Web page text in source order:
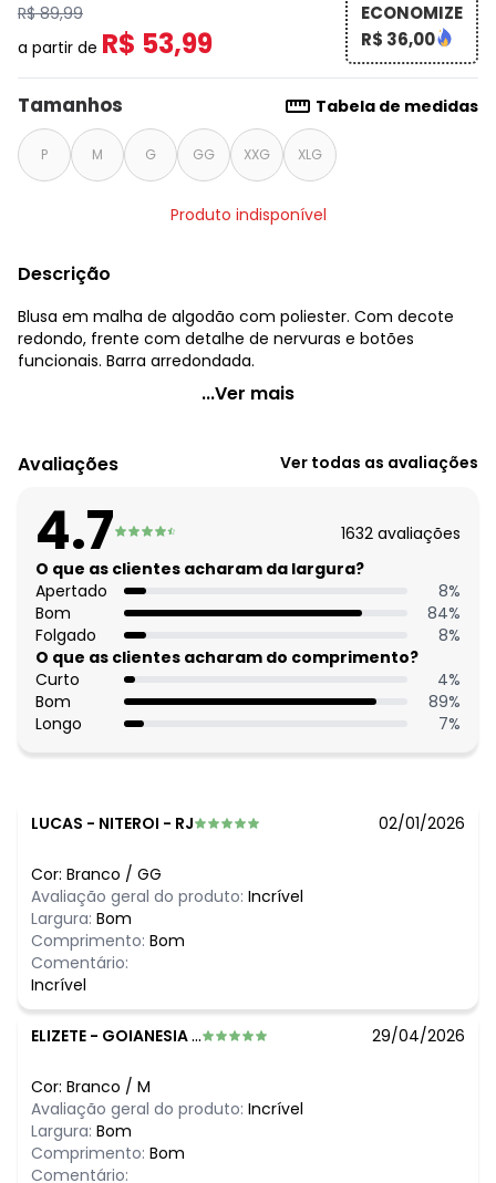
R$ 89,99
a partir de R$ 53,99
ECONOMIZE
R$ 36,00
Tamanhos Tabela de medidas
P M G GG XXG XLG
Produto indisponível
Descrição
Blusa em malha de algodão com poliester. Com decote
redondo, frente com detalhe de nervuras e botões
funcionais. Barra arredondada.
Quintess - Blusa com Botões Frontais Listras e Marinho
Modelagem: Solto
Comprimento da manga: Curta
Complemento: Barra arredondada
Observação: Barra arrendondada.
Fechamento: Botões
Tecido: Meia malha
Composição: Conforme imagem etiqueta
Histórico de preços
O preço apresentado abaixo é o menor oferecido em
algum dia do mês, para o menor tamanho disponível.
agosto/2026
N/D*
julho/2026 N/D*
abril/2026 N/D*
fevereiro/2026
...Ver mais
Avaliações Ver todas as avaliações
4.7 1632 avaliações
O que as clientes acharam da largura?
Apertado
8%
Bom
84%
Folgado
8%
O que as clientes acharam do comprimento?
Curto
4%
Bom
89%
Longo
7%
LUCAS - NITEROI - RJ 02/01/2026
Cor: Branco / GG
Avaliação geral do produto: Incrível
Largura: Bom
Comprimento: Bom
Comentário:
Incrível
ELIZETE - GOIANESIA - GO 29/04/2026
Cor: Branco / M
Avaliação geral do produto: Incrível
Largura: Bom
Comprimento: Bom
Comentário: